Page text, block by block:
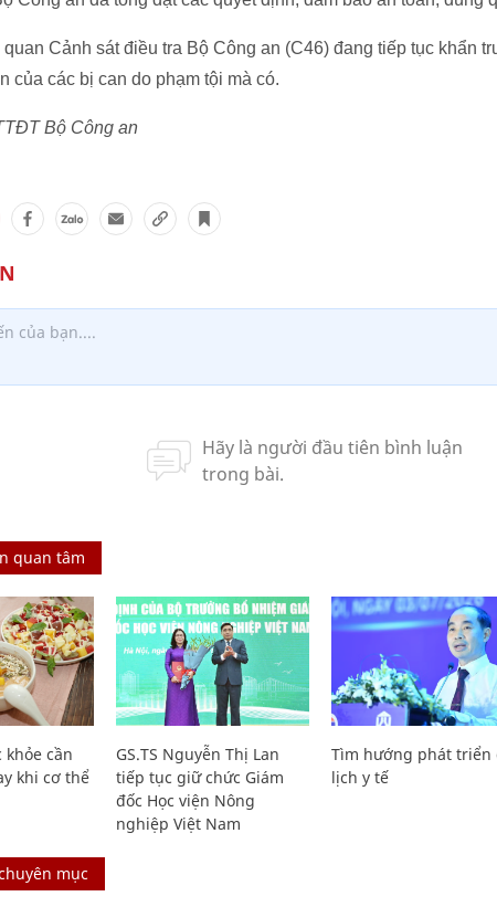
Cảnh sát điều tra Bộ Công an (C46) đang tiếp tục khẩn
của các bị can do phạm tội mà có.
Bộ Công an
quan tâm
khỏe cần
khi cơ thể
GS.TS Nguyễn Thị Lan
tiếp tục giữ chức Giám
đốc Học viện Nông
nghiệp Việt Nam
Tìm hướng phát triển
lịch y tế
mục